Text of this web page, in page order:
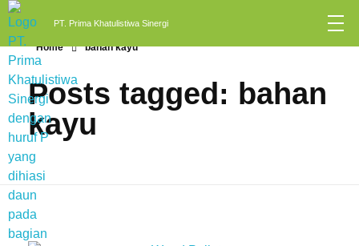
PT. Prima Khatulistiwa Sinergi
Home bahan kayu
Posts tagged: bahan
kayu